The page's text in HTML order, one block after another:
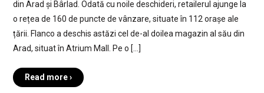
din Arad și Bârlad. Odată cu noile deschideri, retailerul ajunge la
o rețea de 160 de puncte de vânzare, situate în 112 orașe ale
țării. Flanco a deschis astăzi cel de-al doilea magazin al său din
Arad, situat în Atrium Mall. Pe o […]
Read more ›